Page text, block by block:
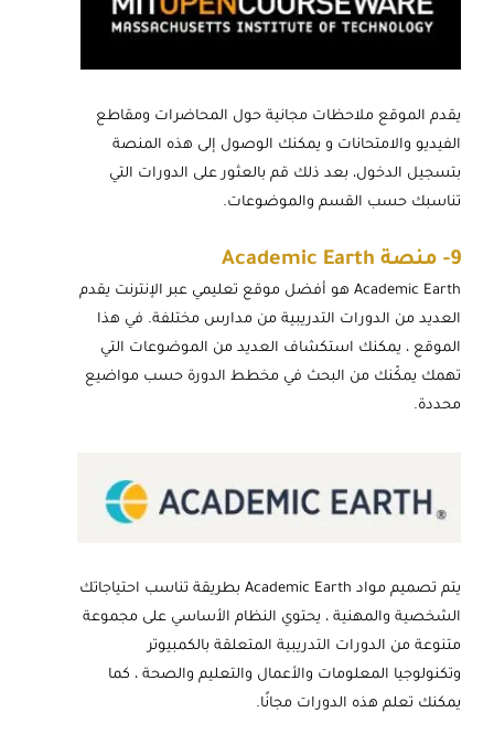
يقدم الموقع ملاحظات مجانية حول المحاضرات ومقاطع
الفيديو والامتحانات و يمكنك الوصول إلى هذه المنصة
بتسجيل الدخول، بعد ذلك قم بالعثور على الدورات التي
تناسبك حسب القسم والموضوعات.
9- منصة Academic Earth
Academic Earth هو أفضل موقع تعليمي عبر الإنترنت يقدم
العديد من الدورات التدريبية من مدارس مختلفة. في هذا
الموقع ، يمكنك استكشاف العديد من الموضوعات التي
تهمك يمكّنك من البحث في مخطط الدورة حسب مواضيع
محددة.
يتم تصميم مواد Academic Earth بطريقة تناسب احتياجاتك
الشخصية والمهنية ، يحتوي النظام الأساسي على مجموعة
متنوعة من الدورات التدريبية المتعلقة بالكمبيوتر
وتكنولوجيا المعلومات والأعمال والتعليم والصحة ، كما
يمكنك تعلم هذه الدورات مجانًا.